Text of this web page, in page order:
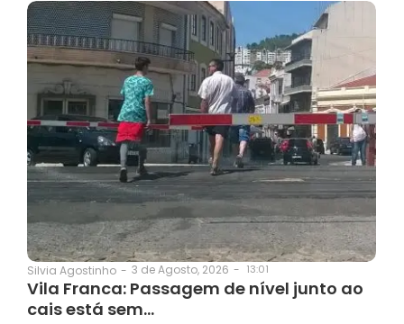
Silvia Agostinho - 3 de Agosto, 2026 - 13:01
Vila Franca: Passagem de nível junto ao
cais está sem…